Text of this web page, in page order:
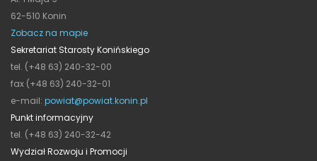
62-510 Konin
Zobacz na mapie
Sekretariat Starosty Konińskiego
tel. (+48 63) 240-32-00
fax (+48 63) 240-32-01
e-mail: powiat@powiat.konin.pl
Punkt informacyjny
tel. (+48 63) 240-32-42
Wydział Rozwoju i Promocji